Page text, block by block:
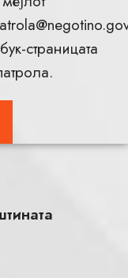
страницата